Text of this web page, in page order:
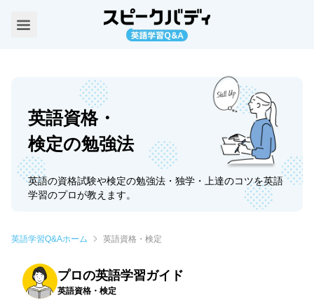
英語資格・
検定の勉強法
英語の資格試験や検定の勉強法・独学・上達のコツを英語
学習のプロが教えます。
英語学習Q&Aホーム 英語資格・検定
プロの英語学習ガイド
英語資格・検定